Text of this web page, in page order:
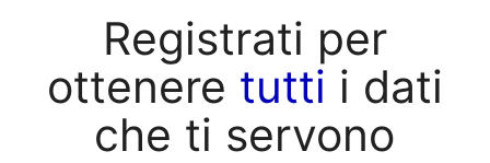
Registrati per
ottenere tutti i dati
che ti servono